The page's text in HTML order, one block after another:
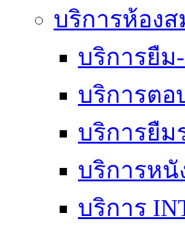
บริการห้อง
บริการยื
บริการต
บริการยืม
บริการห
บริการ